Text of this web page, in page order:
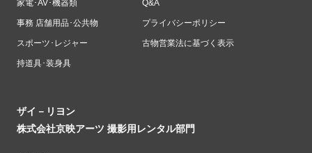
家電･AV･機器類
事務 店舗用品･公共物
スポーツ･レジャー
持道具･装身具
Q&A
プライバシーポリシー
古物営業法に基づく表示
ザイ－リヨン
株式会社京映アーツ 撮影用レンタル部門